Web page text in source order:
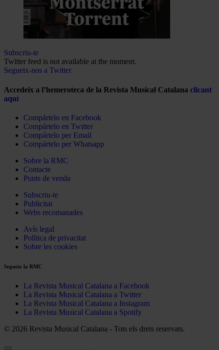
Subscriu-te
Twitter feed is not available at the moment.
Segueix-nos a Twitter
Accedeix a l’hemeroteca de la Revista Musical Catalana clicant
aquí
Compártelo en Facebook
Compártelo en Twitter
Compártelo per Email
Compártelo per Whatsapp
Sobre la RMC
Contacte
Punts de venda
Subscriu-te
Publicitat
Webs recomanades
Avís legal
Política de privacitat
Sobre les cookies
Segueix la RMC
La Revista Musical Catalana a Facebook
La Revista Musical Catalana a Twitter
La Revista Musical Catalana a Instagram
La Revista Musical Catalana a Spotify
© 2026 Revista Musical Catalana - Tots els drets reservats.